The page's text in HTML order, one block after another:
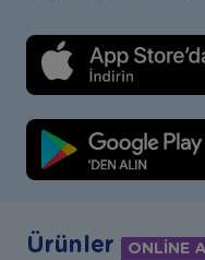
Ürünler ONLİNE